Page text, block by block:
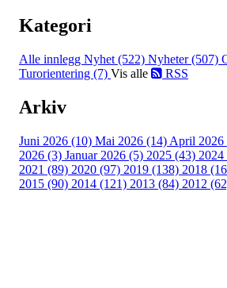
Kategori
Alle innlegg Nyhet (522) Nyheter (507)
Turorientering (7) Vis alle RSS
Arkiv
Juni 2026 (10) Mai 2026 (14) April 2026
2026 (3) Januar 2026 (5) 2025 (43) 2024
2021 (89) 2020 (97) 2019 (138) 2018
2015 (90) 2014 (121) 2013 (84) 2012